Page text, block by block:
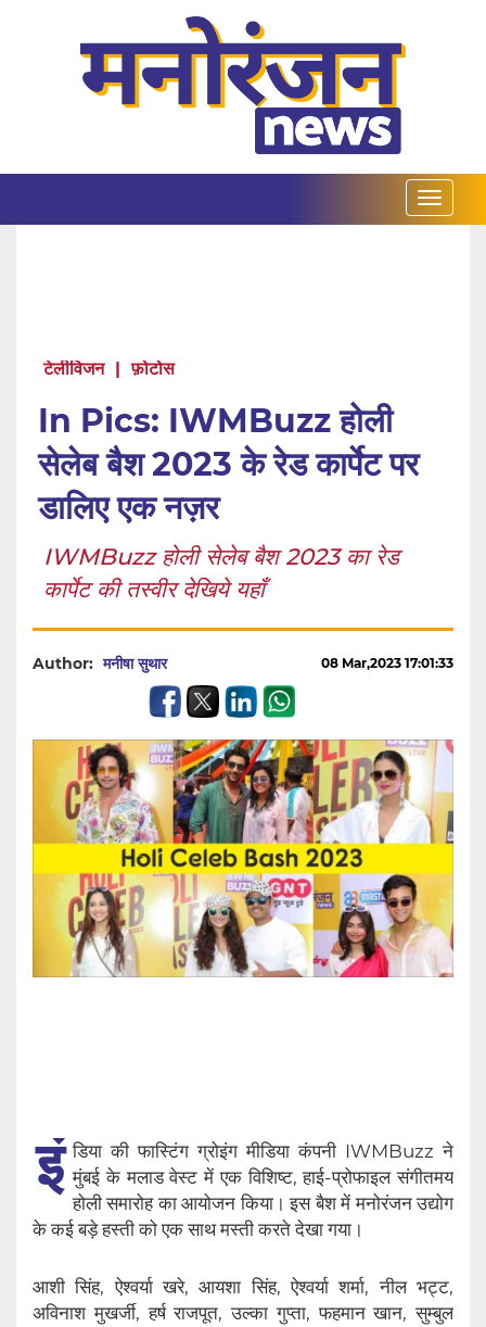
टेलीविजन | फ़ोटोस
In Pics: IWMBuzz होली
सेलेब बैश 2023 के रेड कार्पेट पर
डालिए एक नज़र
IWMBuzz होली सेलेब बैश 2023 का रेड
कार्पेट की तस्वीर देखिये यहाँ
Author: मनीषा सुथार 08 Mar,2023 17:01:33
इं डिया की फास्टिंग ग्रोइंग मीडिया कंपनी IWMBuzz ने
मुंबई के मलाड वेस्ट में एक विशिष्ट, हाई-प्रोफाइल संगीतमय
होली समारोह का आयोजन किया। इस बैश में मनोरंजन उद्योग
के कई बड़े हस्ती को एक साथ मस्ती करते देखा गया।
आशी सिंह, ऐश्वर्या खरे, आयशा सिंह, ऐश्वर्या शर्मा, नील भट्ट,
अविनाश मुखर्जी, हर्ष राजपूत, उल्का गुप्ता, फहमान खान, सुम्बुल